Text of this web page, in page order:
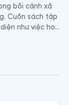
bối cảnh xã
Cuốn sách tập
như việc học,
công, kỹ
công cứng
rõ bản thân,
tư duy phản